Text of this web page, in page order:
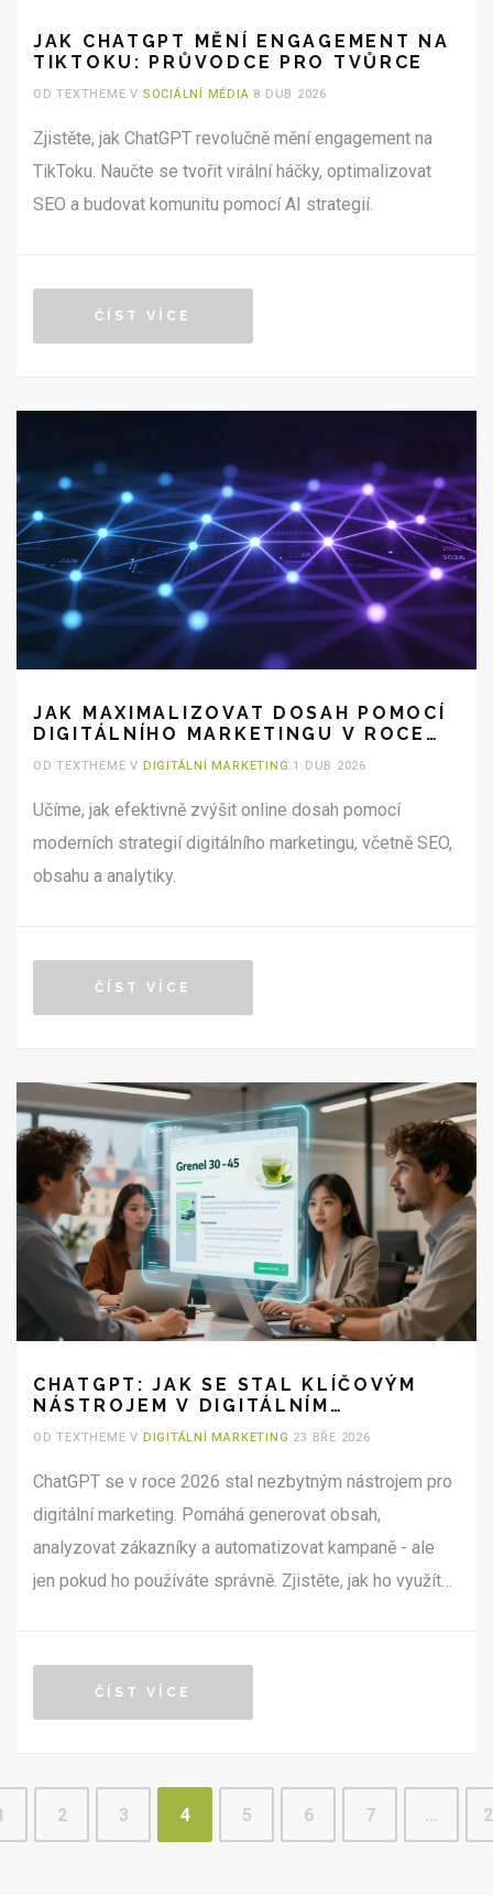
JAK CHATGPT MĚNÍ ENGAGEMENT NA
TIKTOKU: PRŮVODCE PRO TVŮRCE
OD TEXTHEME V SOCIÁLNÍ MÉDIA 8 DUB 2026
Zjistěte, jak ChatGPT revolučně mění engagement na
TikToku. Naučte se tvořit virální háčky, optimalizovat
SEO a budovat komunitu pomocí AI strategií.
ČÍST VÍCE
JAK MAXIMALIZOVAT DOSAH POMOCÍ
DIGITÁLNÍHO MARKETINGU V ROCE
OD TEXTHEME V DIGITÁLNÍ MARKETING 1 DUB 2026
Učíme, jak efektivně zvýšit online dosah pomocí
moderních strategií digitálního marketingu, včetně SEO,
obsahu a analytiky.
ČÍST VÍCE
CHATGPT: JAK SE STAL KLÍČOVÝM
NÁSTROJEM V DIGITÁLNÍM
MARKETINGU
OD TEXTHEME V DIGITÁLNÍ MARKETING 23 BŘE 2026
ChatGPT se v roce 2026 stal nezbytným nástrojem pro
digitální marketing. Pomáhá generovat obsah,
analyzovat zákazníky a automatizovat kampaně - ale
jen pokud ho používáte správně. Zjistěte, jak ho využít
ČÍST VÍCE
2 3 4 5 6 7 …